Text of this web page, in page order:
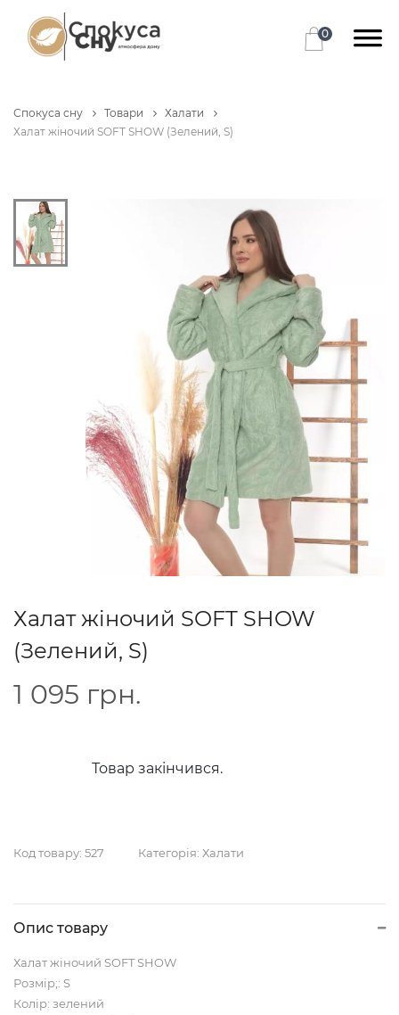
0
Спокуса сну Товари
Халати
Халат жіночий SOFT SHOW (Зелений, S)
Халат жіночий SOFT SHOW
(Зелений, S)
1 095 грн.
Товар закінчився.
Код товару: 527 Категорія: Халати
Опис товару
Халат жіночий SOFT SHOW
Розмір;: S
Колір: зелений